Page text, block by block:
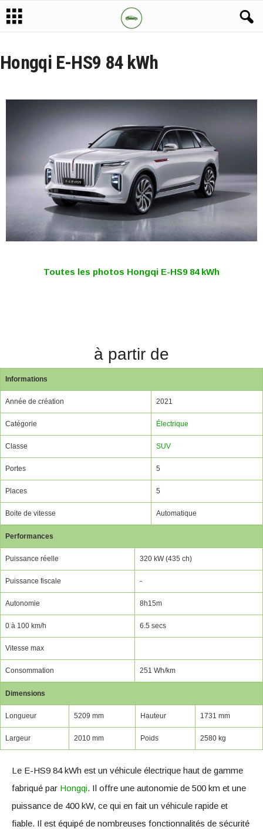
Hongqi E-HS9 84 kWh
Toutes les photos Hongqi E-HS9 84 kWh
à partir de
Informations
Année de création 2021
Catégorie Électrique
Classe SUV
Portes 5
Places 5
Boite de vitesse Automatique
Performances
Puissance réelle 320 kW (435 ch)
Puissance fiscale -
Autonomie 8h15m
0 à 100 km/h 6.5 secs
Vitesse max
Consommation 251 Wh/km
Dimensions
Longueur 5209 mm Hauteur 1731 mm
Largeur 2010 mm Poids 2580 kg
Le E-HS9 84 kWh est un véhicule électrique haut de gamme
fabriqué par Hongqi. Il offre une autonomie de 500 km et une
puissance de 400 kW, ce qui en fait un véhicule rapide et
fiable. Il est équipé de nombreuses fonctionnalités de sécurité